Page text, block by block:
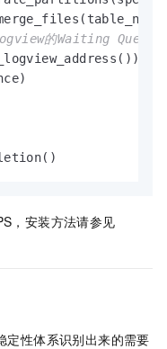
的Waiting Queue
，安装方法请参见
定性体系识别出来的需要